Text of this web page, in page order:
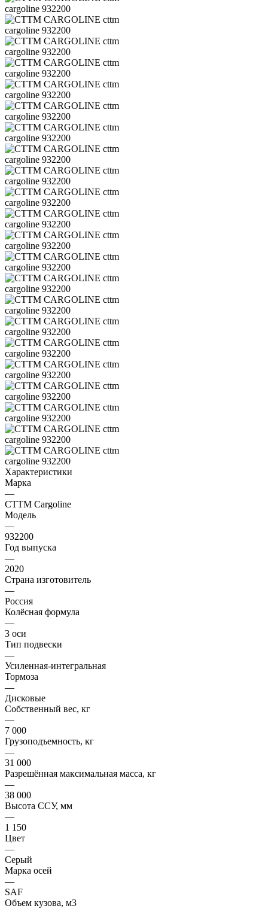
Характеристики
Марка
—
CTTM Cargoline
Модель
—
932200
Год выпуска
—
2020
Страна изготовитель
—
Россия
Колёсная формула
—
3 оси
Тип подвески
—
Усиленная-интегральная
Тормоза
—
Дисковые
Собственный вес, кг
—
7 000
Грузоподъемность, кг
—
31 000
Разрешённая максимальная масса, кг
—
38 000
Высота ССУ, мм
—
1 150
Цвет
—
Серый
Марка осей
—
SAF
Объем кузова, м3